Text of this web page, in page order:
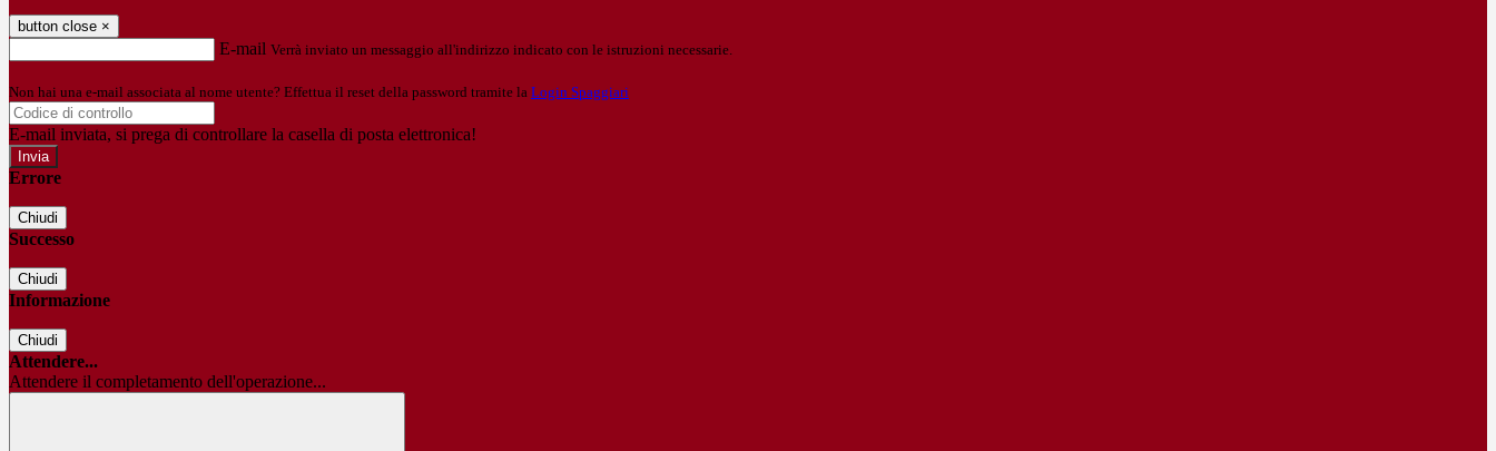
button close ×
E-mail Verrà inviato un messaggio all'indirizzo indicato con le istruzioni necessarie.
Non hai una e-mail associata al nome utente? Effettua il reset della password tramite la Login Spaggiari
E-mail inviata, si prega di controllare la casella di posta elettronica!
Errore
Chiudi
Successo
Chiudi
Informazione
Chiudi
Attendere...
Attendere il completamento dell'operazione...